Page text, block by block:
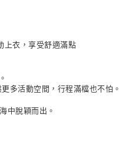
付款後門市自取
上衣，享受舒適滿點
多活動空間，行程滿檔也不怕。
中脫穎而出。